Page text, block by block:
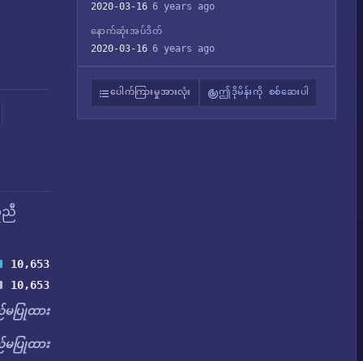
ညီ
10,653
10,653
ပြုထား
ပြုထား
2020-03-16 6 years ago
နောက်ဆုံးအပ်ဒိတ်
2020-03-16 6 years ago
ပေါက်ကြားမှုအားလုံး ဤဒိုမိန်းကို စစ်ဆေးပါ